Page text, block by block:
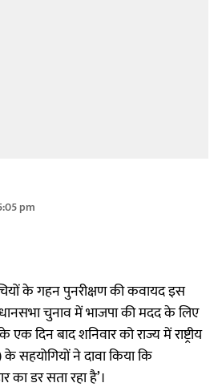
pm
के गहन पुनरीक्षण की कवायद इस
चुनाव में भाजपा की मदद के लिए
दिन बाद शनिवार को राज्य में राष्ट्रीय
सहयोगियों ने दावा किया कि
का डर सता रहा है’।